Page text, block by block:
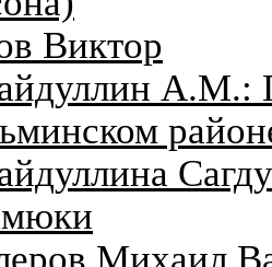
Виктор
А.М.: